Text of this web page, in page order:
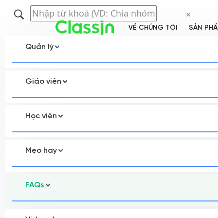
VỀ CHÚNG TÔI SẢN
Quản lý
Giáo viên
Học viên
Mẹo hay
FAQs